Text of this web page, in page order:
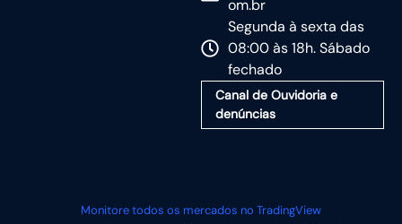
om.br
Segunda à sexta das
08:00 às 18h. Sábado
fechado
Canal de Ouvidoria e
denúncias
Monitore todos os mercados no TradingView